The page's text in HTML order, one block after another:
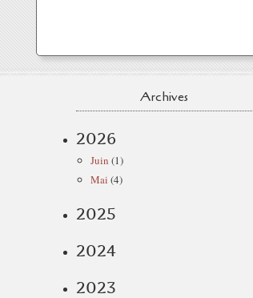
Archives
2026
Juin (1)
Mai (4)
2025
2024
2023